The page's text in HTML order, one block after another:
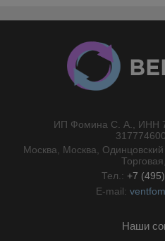
ИП Фомина С. А., ИНН
Москва, Москва,
Тел.: +7
E-mail:
Наши